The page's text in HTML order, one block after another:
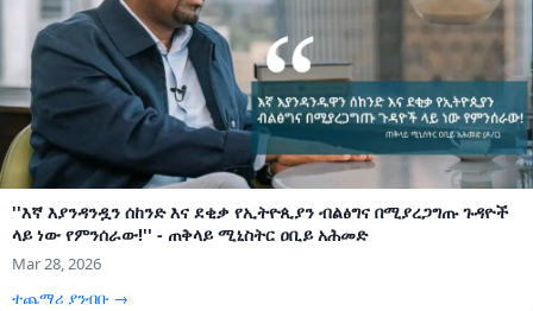
''እኛ እያንዳንዷን ሰከንድ እና ደቂቃ የኢትዮጲያን ብልፅግና በሚያረጋግጡ ጉዳዮች
ላይ ነው የምንሰራው!'' - ጠቅላይ ሚኒስትር ዐቢይ አሕመድ
Mar 28, 2026
ተጨማሪ ያንብቡ →